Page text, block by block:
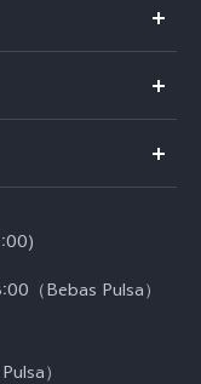
（Bebas Pulsa）
）